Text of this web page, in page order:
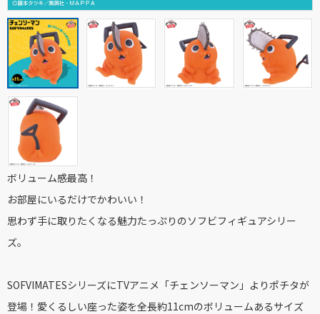
ボリューム感最高！
お部屋にいるだけでかわいい！
思わず手に取りたくなる魅力たっぷりのソフビフィギュアシリー
ズ。
SOFVIMATESシリーズにTVアニメ「チェンソーマン」よりポチタが
登場！愛くるしい座った姿を全長約11cmのボリュームあるサイズ